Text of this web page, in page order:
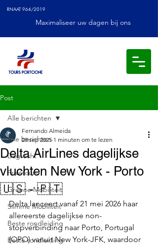
RNAAT 964/2019
Maximaliseer uw dagen bij ons
Post
Alle berichten
Dagtocht
Privétours
Groene Mobiliteit
Slimme Mobiliteit
Beste rondleiding
Beste rondleiding
Alle berichten
Delta AirLines dagelijkse
vluchten New York - Porto
🇺🇸 - 🇵🇹
Fernando Almeida
28 sep 2025 1 minuten om te lezen
Delta lanceert vanaf 21 mei 2026 haar
allereerste dagelijkse non-
stopverbinding naar Porto, Portugal
(OPO) vanuit New York-JFK, waardoor